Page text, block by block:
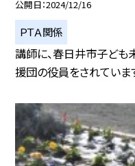
公開日 2024/12/16
ＰＴＡ関係
講師に、春日井市子ど
援団の役員をされていま